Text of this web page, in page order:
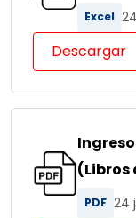
Excel
Descargar
(Libros
PDF 24